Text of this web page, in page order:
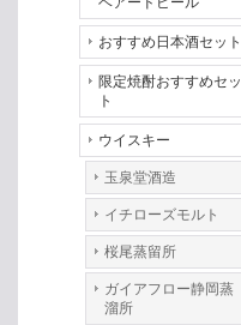
おすすめ日本酒セット
限定焼酎おすすめセッ
ト
ウイスキー
玉泉堂酒造
イチローズモルト
桜尾蒸留所
ガイアフロー静岡蒸
溜所